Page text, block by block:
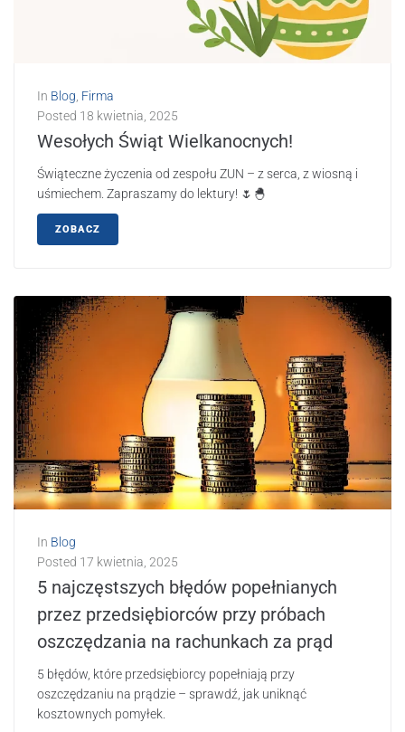
In Blog, Firma
Posted 18 kwietnia, 2025
Wesołych Świąt Wielkanocnych!
Świąteczne życzenia od zespołu ZUN – z serca, z wiosną i
uśmiechem. Zapraszamy do lektury! 🌷🐣
ZOBACZ
In Blog
Posted 17 kwietnia, 2025
5 najczęstszych błędów popełnianych
przez przedsiębiorców przy próbach
oszczędzania na rachunkach za prąd
5 błędów, które przedsiębiorcy popełniają przy
oszczędzaniu na prądzie – sprawdź, jak uniknąć
kosztownych pomyłek.